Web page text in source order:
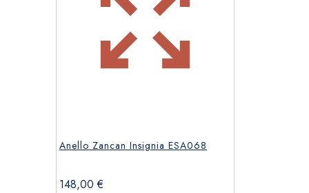
Anello Zancan Insignia ESA068
148,00€